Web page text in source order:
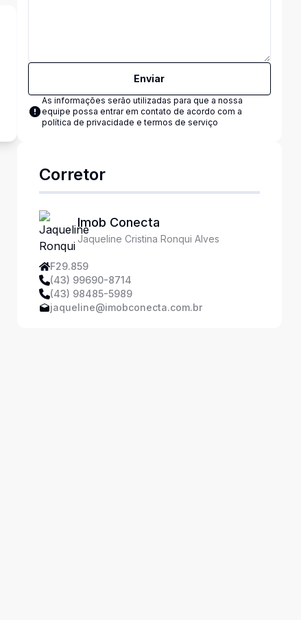
Enviar
As informações serão utilizadas para que a nossa
equipe possa entrar em contato de acordo com a
política de privacidade e termos de serviço
Corretor
Imob Conecta
Jaqueline Cristina Ronqui Alves
F29.859
(43) 99690-8714
(43) 98485-5989
jaqueline@imobconecta.com.br